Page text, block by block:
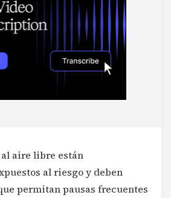
aire libre están
al riesgo y deben
permitan pausas frecuentes